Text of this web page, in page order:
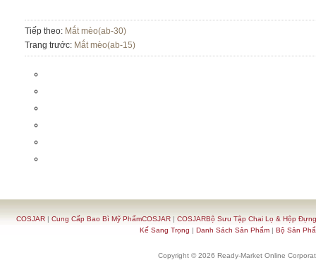
Tiếp theo: Mắt mèo(ab-30)
Trang trước: Mắt mèo(ab-15)
COSJAR| Cung Cấp Bao Bì Mỹ PhẩmCOSJAR| COSJARBộ Sưu Tập Chai Lọ & Hộp
Kế Sang Trọng | Danh Sách Sản Phẩm| Bộ Sản
Copyright © 2026 Ready-Market Online